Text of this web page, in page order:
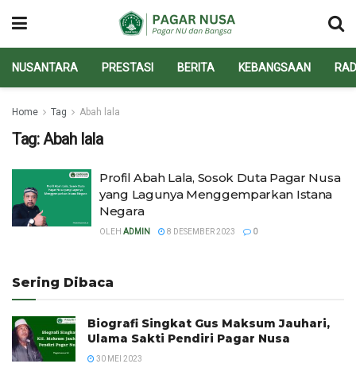
NUSANTARA PRESTASI BERITA KEBANGSAAN
Home Tag Abah lala
Tag:Abah lala
Profil Abah Lala, Sosok Duta Pagar Nusa
yang Lagunya Menggemparkan Istana
Negara
OLEH ADMIN 8 DESEMBER 2023 0
Sering Dibaca
Biografi Singkat Gus Maksum Jauhari,
Ulama Sakti Pendiri Pagar Nusa
30 MEI 2023